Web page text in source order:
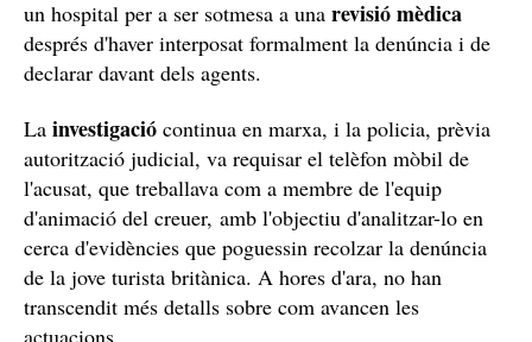
un hospital per a ser sotmesa a una revisió mèdica
després d'haver interposat formalment la denúncia i de
declarar davant dels agents.
La investigació continua en marxa, i la policia, prèvia
autorització judicial, va requisar el telèfon mòbil de
l'acusat, que treballava com a membre de l'equip
d'animació del creuer, amb l'objectiu d'analitzar-lo en
cerca d'evidències que poguessin recolzar la denúncia
de la jove turista britànica. A hores d'ara, no han
transcendit més detalls sobre com avancen les
actuacions.